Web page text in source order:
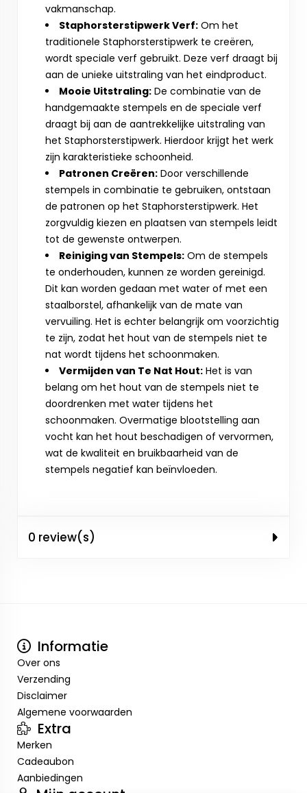
vakmanschap.
Staphorsterstipwerk Verf: Om het
traditionele Staphorsterstipwerk te creëren,
wordt speciale verf gebruikt. Deze verf draagt bij
aan de unieke uitstraling van het eindproduct.
Mooie Uitstraling: De combinatie van de
handgemaakte stempels en de speciale verf
draagt bij aan de aantrekkelijke uitstraling van
het Staphorsterstipwerk. Hierdoor krijgt het werk
zijn karakteristieke schoonheid.
Patronen Creëren: Door verschillende
stempels in combinatie te gebruiken, ontstaan
de patronen op het Staphorsterstipwerk. Het
zorgvuldig kiezen en plaatsen van stempels leidt
tot de gewenste ontwerpen.
Reiniging van Stempels: Om de stempels
te onderhouden, kunnen ze worden gereinigd.
Dit kan worden gedaan met water of met een
staalborstel, afhankelijk van de mate van
vervuiling. Het is echter belangrijk om voorzichtig
te zijn, zodat het hout van de stempels niet te
nat wordt tijdens het schoonmaken.
Vermijden van Te Nat Hout: Het is van
belang om het hout van de stempels niet te
doordrenken met water tijdens het
schoonmaken. Overmatige blootstelling aan
vocht kan het hout beschadigen of vervormen,
wat de kwaliteit en bruikbaarheid van de
stempels negatief kan beïnvloeden.
0 review(s)
Informatie
Over ons
Verzending
Disclaimer
Algemene voorwaarden
Extra
Merken
Cadeaubon
Aanbiedingen